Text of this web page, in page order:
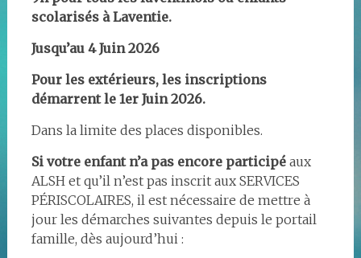
scolarisés à Laventie.
Jusqu’au 4 Juin 2026
Pour les extérieurs, les inscriptions
démarrent le 1er Juin 2026.
Dans la limite des places disponibles.
Si votre enfant n’a pas encore participé aux
ALSH et qu’il n’est pas inscrit aux SERVICES
PÉRISCOLAIRES, il est nécessaire de mettre à
jour les démarches suivantes depuis le portail
famille, dès aujourd’hui :